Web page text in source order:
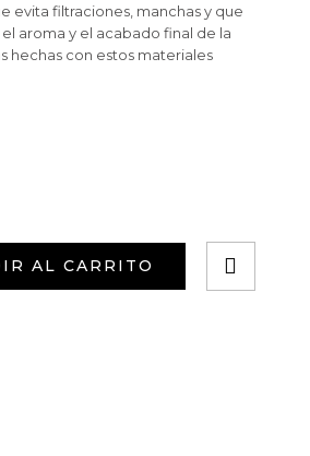
evita filtraciones, manchas y que
aroma y el acabado final de la
hechas con estos materiales
AL CARRITO